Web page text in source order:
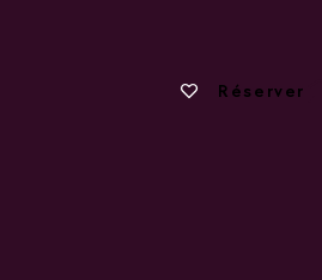
en mode hiver
Vos favoris
Réserver